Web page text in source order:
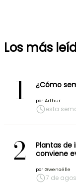
Los más
1 ¿Cómo
por Arthur
esta
2
Plantas de
conviene
por Gwenaëlle
7 de